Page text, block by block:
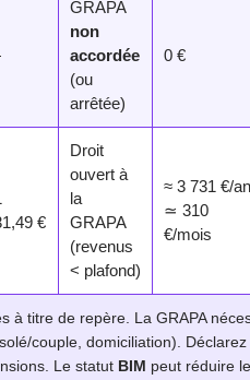
GRAPA
non
accordée
(ou
arrêtée)
0 €
€
Droit
ouvert à
la
GRAPA
(revenus
< plafond)
≈ 3 731 €/an
≃ 310
€/mois
à titre de repère. La GRAPA
couple, domiciliation).
Le statut BIM peut réduire